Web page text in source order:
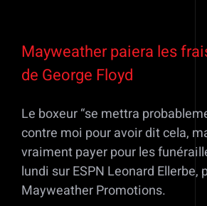
l'image
agrandie
Mayweather paiera les
de George Floyd
Le boxeur “se mettra
contre moi pour avoir dit cela,
vraiment payer pour les
lundi sur ESPN Leonard Ellerbe,
Mayweather Promotions.